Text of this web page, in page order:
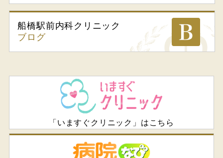
船橋駅前内科クリニック
ブログ
「いますぐクリニック」はこちら